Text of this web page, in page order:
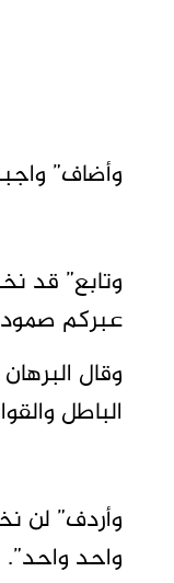
وأضاف”
وتابع” قد
عبركم صمود
وقال
الباطل
وأردف” لن
واحد واحد”.